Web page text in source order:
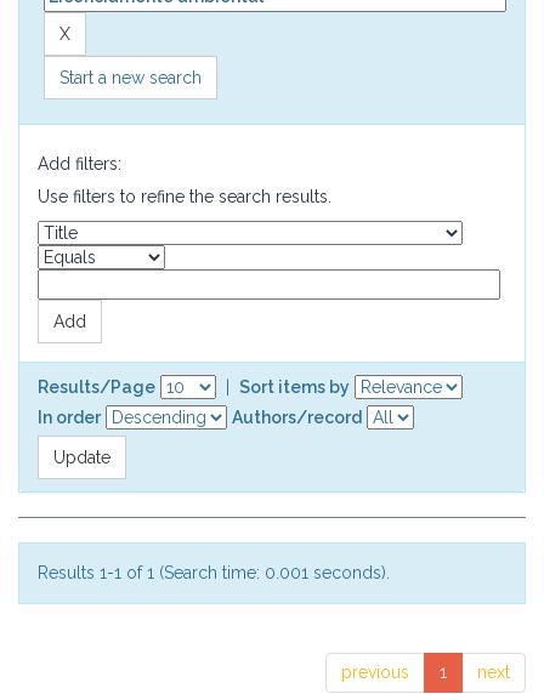
Start a new search
Add filters:
Use filters to refine the search results.
Results/Page
Sort items by
In order
Authors/record
Results 1-1 of 1 (Search time: 0.001 seconds).
previous 1 next